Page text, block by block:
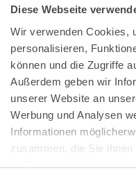
Diese Webseite
Wir verwenden Cookies,
personalisieren,
können und die Zugriffe
Außerdem geben wir
unserer Website an
Werbung und Analysen
Informationen
zusammen, die Sie
im Rahmen Ihrer
Bundeskanzlerplatz 2
53113 Bonn
Pressemitteilungen|
Impressum|